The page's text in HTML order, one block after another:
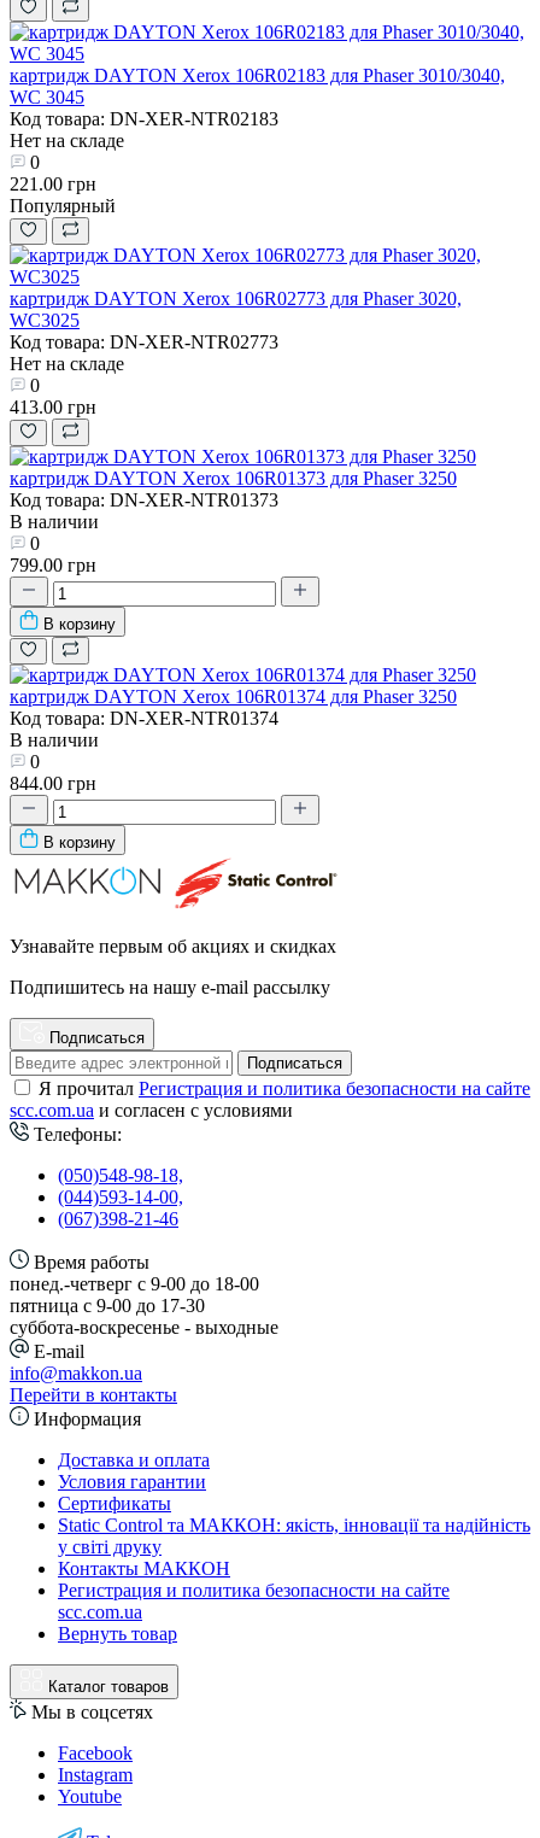
картридж DAYTON Xerox 106R02183 для Phaser 3010/3040,
WC 3045
Код товара: DN-XER-NTR02183
Нет на складе
0
221.00 грн
Популярный
картридж DAYTON Xerox 106R02773 для Phaser 3020,
WC3025
Код товара: DN-XER-NTR02773
Нет на складе
0
413.00 грн
картридж DAYTON Xerox 106R01373 для Phaser 3250
Код товара: DN-XER-NTR01373
В наличии
0
799.00 грн
В корзину
картридж DAYTON Xerox 106R01374 для Phaser 3250
Код товара: DN-XER-NTR01374
В наличии
0
844.00 грн
В корзину
Узнавайте первым об акциях и скидках
Подпишитесь на нашу e-mail рассылку
Подписаться
Подписаться
Я прочитал Регистрация и политика безопасности на сайте
scc.com.ua и согласен с условиями
Телефоны:
(050)548-98-18,
(044)593-14-00,
(067)398-21-46
Время работы
понед.-четверг с 9-00 до 18-00
пятница с 9-00 до 17-30
cуббота-воскресенье - выходные
E-mail
info@makkon.ua
Перейти в контакты
Информация
Доставка и оплата
Условия гарантии
Сертификаты
Static Control та МАККОН: якість, інновації та надійність
у світі друку
Контакты МАККОН
Регистрация и политика безопасности на сайте
scc.com.ua
Вернуть товар
Каталог товаров
Мы в соцсетях
Facebook
Instagram
Youtube